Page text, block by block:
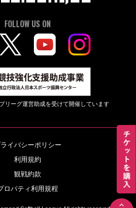
FOLLOW US ON
リーグ運営助成を受けて開催しています
イバシーポリシー
利用規約
観戦約款
ロパティ利用規程